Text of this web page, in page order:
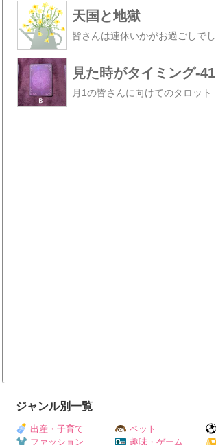
天国と地獄
見た時がタイミング-41
ジャンル別一覧
出産・子育て
ファッション
ペット
趣味・ゲーム